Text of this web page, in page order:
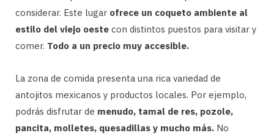
considerar. Este lugar ofrece un coqueto ambiente al
estilo del viejo oeste con distintos puestos para visitar y
comer. Todo a un precio muy accesible.
La zona de comida presenta una rica variedad de
antojitos mexicanos y productos locales. Por ejemplo,
podrás disfrutar de menudo, tamal de res, pozole,
pancita, molletes, quesadillas y mucho más. No